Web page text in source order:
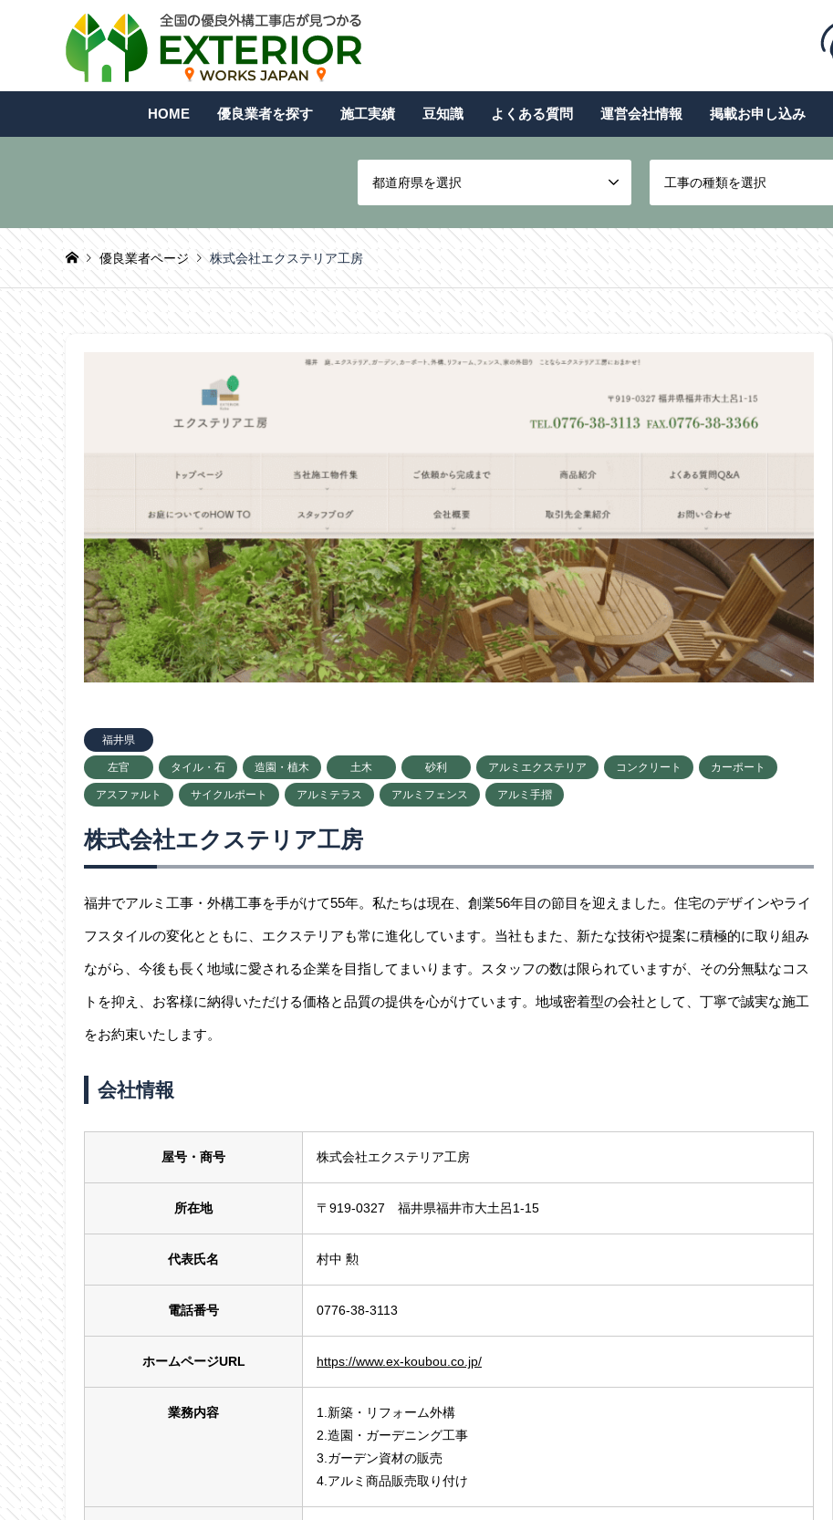
HOME 優良業者を探す 施工実績 豆知識 よくある質問 運営会社情報 掲載お申し込み
都道府県を選択 工事の種類を選択
優良業者ページ 株式会社エクステリア工房
福井県
左官 タイル・石 造園・植木 土木 砂利 アルミエクステリア コンクリート カーポート
アスファルト サイクルポート アルミテラス アルミフェンス アルミ手摺
株式会社エクステリア工房
福井でアルミ工事・外構工事を手がけて55年。私たちは現在、創業56年目の節目を迎えました。住宅のデザインやライ
フスタイルの変化とともに、エクステリアも常に進化しています。当社もまた、新たな技術や提案に積極的に取り組み
ながら、今後も長く地域に愛される企業を目指してまいります。スタッフの数は限られていますが、その分無駄なコス
トを抑え、お客様に納得いただける価格と品質の提供を心がけています。地域密着型の会社として、丁寧で誠実な施工
をお約束いたします。
会社情報
屋号・商号 株式会社エクステリア工房
所在地 〒919-0327 福井県福井市大土呂1-15
代表氏名 村中 勲
電話番号 0776-38-3113
ホームページURL https://www.ex-koubou.co.jp/
業務内容
1.新築・リフォーム外構
2.造園・ガーデニング工事
3.ガーデン資材の販売
​4.アルミ商品販売取り付け